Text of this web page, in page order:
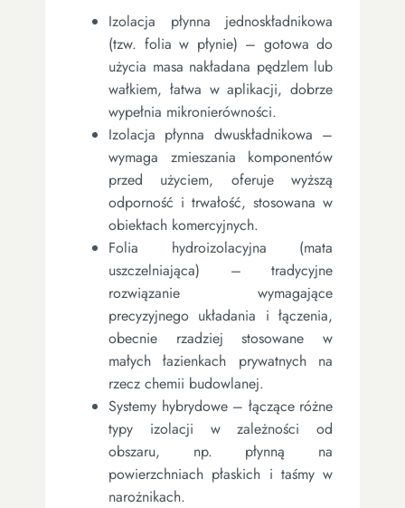
Izolacja płynna jednoskładnikowa
(tzw. folia w płynie) – gotowa do
użycia masa nakładana pędzlem lub
wałkiem, łatwa w aplikacji, dobrze
wypełnia mikronierówności.
Izolacja płynna dwuskładnikowa –
wymaga zmieszania komponentów
przed użyciem, oferuje wyższą
odporność i trwałość, stosowana w
obiektach komercyjnych.
Folia hydroizolacyjna (mata
uszczelniająca) – tradycyjne
rozwiązanie wymagające
precyzyjnego układania i łączenia,
obecnie rzadziej stosowane w
małych łazienkach prywatnych na
rzecz chemii budowlanej.
Systemy hybrydowe – łączące różne
typy izolacji w zależności od
obszaru, np. płynną na
powierzchniach płaskich i taśmy w
narożnikach.